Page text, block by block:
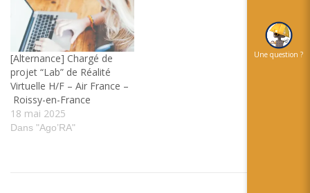
[Alternance] Chargé de
projet “Lab” de Réalité
Virtuelle H/F – Air France –
Roissy-en-France
18 mai 2025
Dans "Ago’RA"
Une question ?